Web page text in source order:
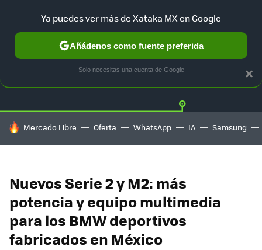
TESLA UBER AUTO ELECTRICO Twitter
HOY SE HABLA DE
Mercado Libre Oferta WhatsApp IA Samsung
Nuevos Serie 2 y M2: más
potencia y equipo multimedia
para los BMW deportivos
fabricados en México
×
Ya puedes ver más de Xataka MX en Google
Añádenos como fuente preferida
Solo necesitas una cuenta de Google